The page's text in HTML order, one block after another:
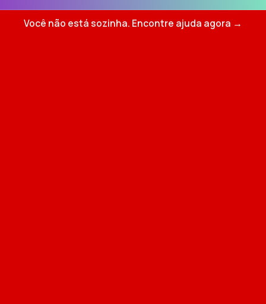
Você não está sozinha. Encontre ajuda agora →